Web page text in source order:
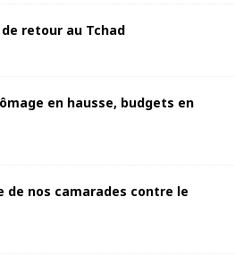
retour au Tchad
en hausse, budgets en
de nos camarades contre le